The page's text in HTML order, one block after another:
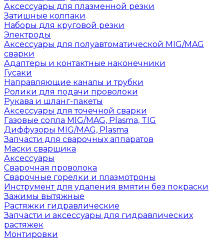
Аксессуары для плазменной резки
Затишные колпаки
Наборы для круговой резки
Электроды
Аксессуары для полуавтоматической MIG/MAG
сварки
Адаптеры и контактные наконечники
Гусаки
Направляющие каналы и трубки
Ролики для подачи проволоки
Рукава и шланг-пакеты
Аксессуары для точечной сварки
Газовые сопла MIG/MAG, Plasma, TIG
Диффузоры MIG/MAG, Plasma
Запчасти для сварочных аппаратов
Маски сварщика
Аксессуары
Сварочная проволока
Сварочные горелки и плазмотроны
Инструмент для удаления вмятин без покраски
Зажимы вытяжные
Растяжки гидравлические
Запчасти и аксессуары для гидравлических
растяжек
Монтировки